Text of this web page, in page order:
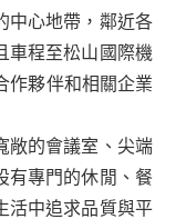
中心地帶，鄰近各
車程至松山國際機
作夥伴和相關企業
敞的會議室、尖端
有專門的休閒、餐
活中追求品質與平